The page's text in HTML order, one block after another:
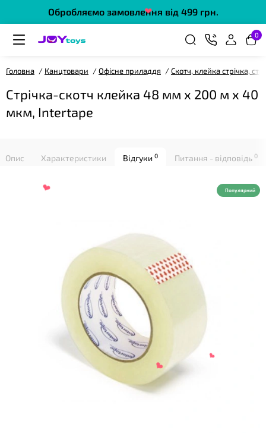
Обробляємо замовлення від 499 грн.
0
Головна Канцтовари Офісне приладдя Скотч, клейка стрічка,
Стрічка-скотч клейка 48 мм х 200 м х 40
мкм, Intertape
Опис Характеристики Відгуки 0 Питання - відповідь 0
Популярний